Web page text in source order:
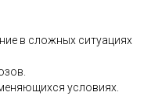
в сложных ситуациях
условиях.